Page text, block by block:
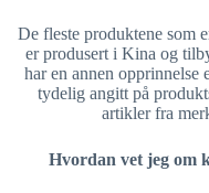
De fleste produktene som
er produsert i Kina og
har en annen opprinnelse
tydelig angitt på
artikler fra
Hvordan vet jeg om